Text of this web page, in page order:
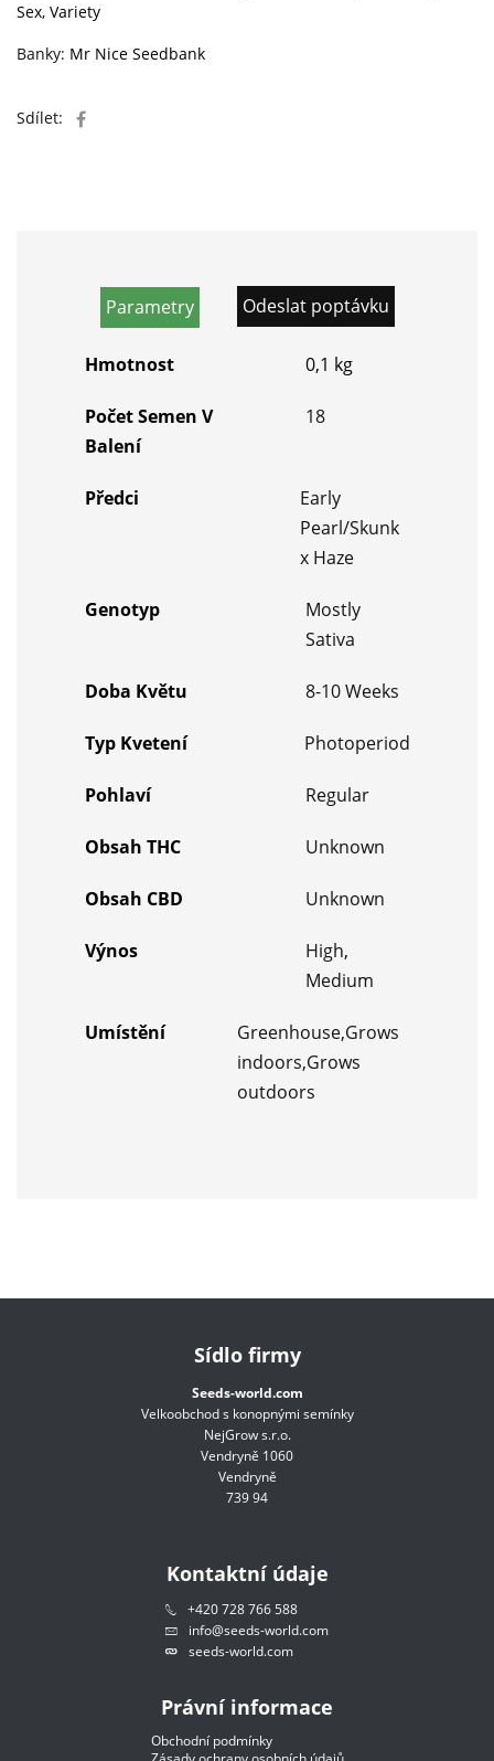
Sex, Variety
Banky: Mr Nice Seedbank
Sdílet:
Parametry Odeslat poptávku
Hmotnost 0,1 kg
Počet Semen V
Balení
18
Předci
Early
Pearl/Skunk
x Haze
Genotyp
Mostly
Sativa
Doba Květu 8-10 Weeks
Typ Kvetení Photoperiod
Pohlaví Regular
Obsah THC Unknown
Obsah CBD Unknown
Výnos High,
Medium
Umístění
Greenhouse,Grows
indoors,Grows
outdoors
Sídlo firmy
Seeds-world.com
Velkoobchod s konopnými semínky
NejGrow s.r.o.
Vendryně 1060
Vendryně
739 94
Kontaktní údaje
+420 728 766 588
info@seeds-world.com
seeds-world.com
Právní informace
Obchodní podmínky